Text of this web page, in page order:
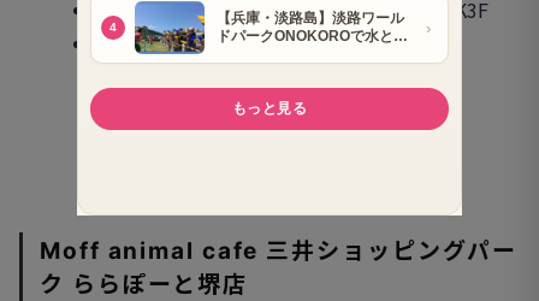
大阪市中央区南船場4–14–1 南船場BRICK3F
06-6253-8698
Moff animal cafe 三井ショッピングパー
ク ららぽーと堺店